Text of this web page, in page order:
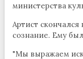
министерства
Артист
сознание. Ему
"Мы выражаем